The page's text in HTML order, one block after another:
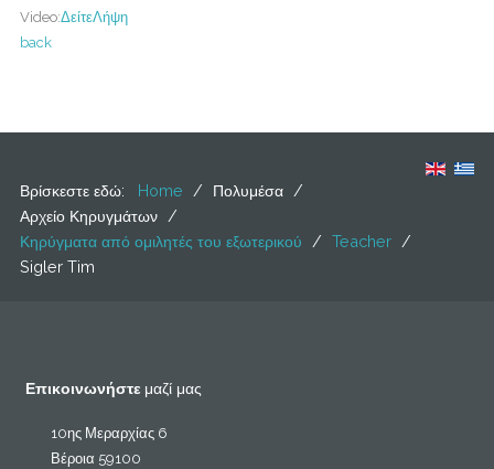
Video:ΔείτεΛήψη
back
Βρίσκεστε εδώ: Home / Πολυμέσα /
Αρχείο Κηρυγμάτων /
Κηρύγματα από ομιλητές του εξωτερικού / Teacher /
Sigler Tim
Επικοινωνήστε μαζί μας
10ης Μεραρχίας 6
Βέροια 59100